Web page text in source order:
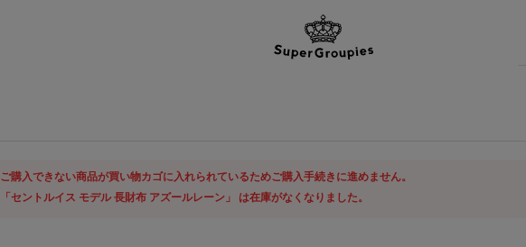
ご購入できない商品が買い物カゴに入れられているためご購入手続きに進めません。
「セントルイス モデル 長財布 アズールレーン」 は在庫がなくなりました。